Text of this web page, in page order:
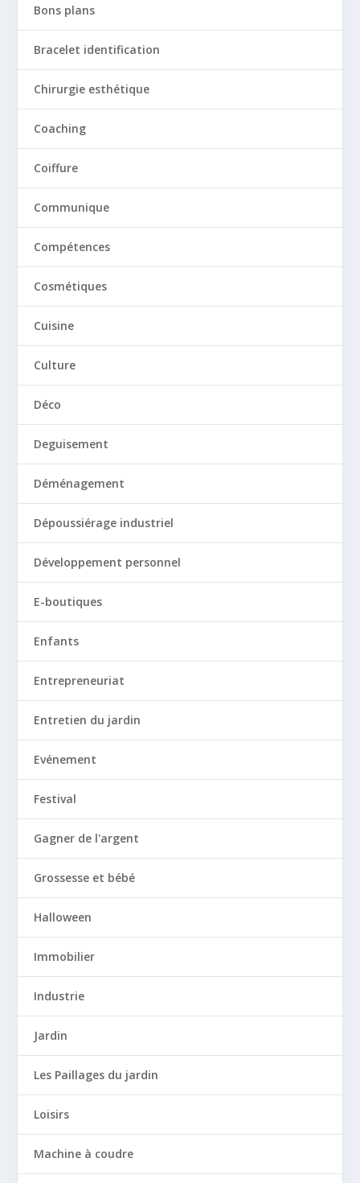
Bons plans
Bracelet identification
Chirurgie esthétique
Coaching
Coiffure
Communique
Compétences
Cosmétiques
Cuisine
Culture
Déco
Deguisement
Déménagement
Dépoussiérage industriel
Développement personnel
E-boutiques
Enfants
Entrepreneuriat
Entretien du jardin
Evénement
Festival
Gagner de l'argent
Grossesse et bébé
Halloween
Immobilier
Industrie
Jardin
Les Paillages du jardin
Loisirs
Machine à coudre